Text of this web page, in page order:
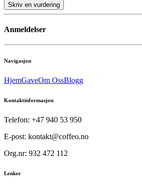
Skriv en vurdering
Anmeldelser
Navigasjon
HjemGaveOm OssBlogg
Kontaktinformasjon
Telefon: +47 940 53 950
E-post: kontakt@coffeo.no
Org.nr: 932 472 112
Lenker